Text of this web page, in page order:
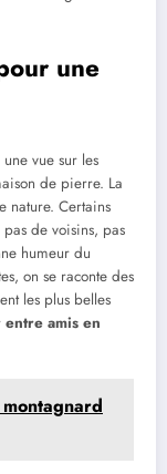
une
vue sur les
de pierre. La
nature. Certains
de voisins, pas
humeur du
on se raconte des
les plus belles
amis en